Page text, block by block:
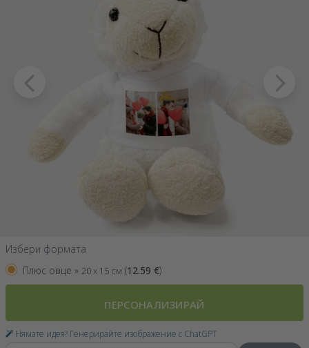
Избери формата
Плюс овце » 20 x 15 см (12.59 €)
ПЕРСОНАЛИЗИРАЙ
Нямате идея? Генерирайте изображение с ChatGPT